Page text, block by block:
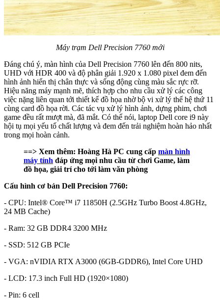
Máy trạm Dell Precision 7760 mới
Đáng chú ý, màn hình của Dell Precision 7760 lên đến 800 nits,
UHD với HDR 400 và độ phân giải 1.920 x 1.080 pixel đem đến
hình ảnh hiển thị chân thực và sống động cùng màu sắc rực rỡ.
Hiệu năng máy mạnh mẽ, thích hợp cho nhu cầu xử lý các công
việc nặng liên quan tới thiết kế đồ họa nhờ bộ vi xử lý thế hệ thứ 11
cùng card đồ họa rời. Các tác vụ xử lý hình ảnh, dựng phim, chơi
game đều rất mượt mà, đã mắt. Có thể nói, laptop Dell core i9 này
hội tụ mọi yếu tố chất lượng và đem đến trải nghiệm hoàn hảo nhất
trong mọi hoàn cảnh.
==> Xem thêm: Hoàng Hà PC cung cấp màn hình
máy tính đáp ứng mọi nhu cầu từ chơi Game, làm
đồ họa, giải trí cho tới làm văn phòng
Cấu hình cơ bản Dell Precision 7760:
- CPU: Intel® Core™ i7 11850H (2.5GHz Turbo Boost 4.8GHz,
24 MB Cache)
- Ram: 32 GB DDR4 3200 MHz
- SSD: 512 GB PCIe
- VGA: nVIDIA RTX A3000 (6GB-GDDR6), Intel Core UHD
- LCD: 17.3 inch Full HD (1920×1080)
- Pin: 6 cell